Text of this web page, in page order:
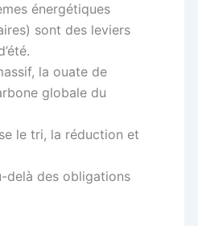
énergétiques
sont des leviers
la ouate de
globale du
le tri, la réduction et
delà des obligations